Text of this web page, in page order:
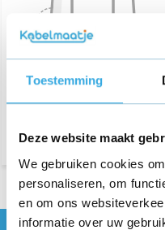
Toestemming
Deze website maakt
We gebruiken cookies
personaliseren, om
en om ons
informatie over uw
Geen producten